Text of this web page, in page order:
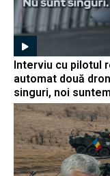
Interviu cu pilotul
automat două
singuri, noi